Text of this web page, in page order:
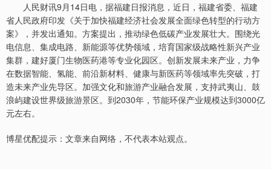
人民财讯9月14日电，据福建日报消息，近日，福建省委、福建
省人民政府印发《关于加快福建经济社会发展全面绿色转型的行动方
案》，并发出通知。方案提出，推动绿色低碳产业发展壮大。围绕光
电信息、集成电路、新能源等优势领域，培育国家级战略性新兴产业
集群，建好厦门生物医药港等专业化园区。创新发展未来产业，力争
在数据智能、氢能、前沿新材料、健康与新医药等领域率先突破，打
造未来产业先导区。加强文化和旅游产业融合发展，支持武夷山、鼓
浪屿建设世界级旅游景区。到2030年，节能环保产业规模达到3000亿
元左右。
博星优配提示：文章来自网络，不代表本站观点。